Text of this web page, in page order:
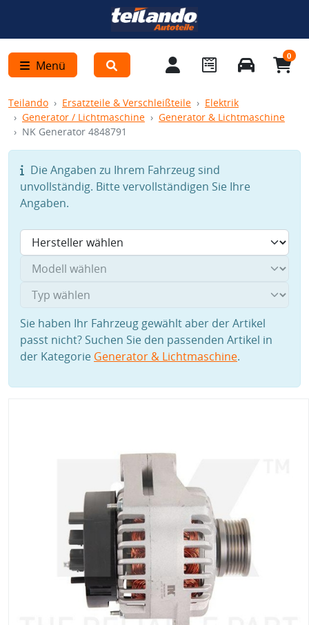
Menü
0
Teilando Ersatzteile & Verschleißteile
Elektrik
Generator / Lichtmaschine
Generator & Lichtmaschine
NK Generator 4848791
Die Angaben zu Ihrem Fahrzeug sind
unvollständig. Bitte vervollständigen Sie Ihre
Angaben.
Sie haben Ihr Fahrzeug gewählt aber der Artikel
passt nicht? Suchen Sie den passenden Artikel in
der Kategorie Generator & Lichtmaschine.